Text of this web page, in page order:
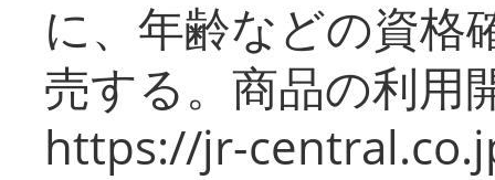
に、年齢などの資格
売する。商品の利用
https://jr-